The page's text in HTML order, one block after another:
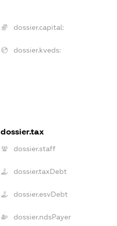
dossier.capital:
dossier.kveds:
dossier.tax
dossier.staff
dossier.taxDebt
dossier.esvDebt
dossier.ndsPayer